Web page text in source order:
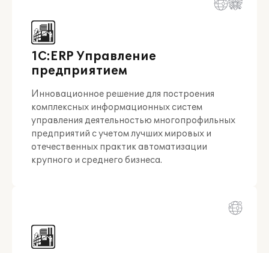
1С:ERP Управление
предприятием
Инновационное решение для построения
комплексных информационных систем
управления деятельностью многопрофильных
предприятий с учетом лучших мировых и
отечественных практик автоматизации
крупного и среднего бизнеса.